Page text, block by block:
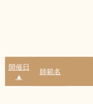
開催日
▲
師範名